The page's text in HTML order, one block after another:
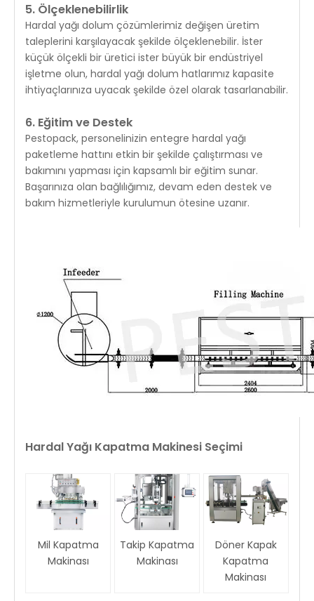
5. Ölçeklenebilirlik
Hardal yağı dolum çözümlerimiz değişen üretim
taleplerini karşılayacak şekilde ölçeklenebilir. İster
küçük ölçekli bir üretici ister büyük bir endüstriyel
işletme olun, hardal yağı dolum hatlarımız kapasite
ihtiyaçlarınıza uyacak şekilde özel olarak tasarlanabilir.
6. Eğitim ve Destek
Pestopack, personelinizin entegre hardal yağı
paketleme hattını etkin bir şekilde çalıştırması ve
bakımını yapması için kapsamlı bir eğitim sunar.
Başarınıza olan bağlılığımız, devam eden destek ve
bakım hizmetleriyle kurulumun ötesine uzanır.
Hardal Yağı Kapatma Makinesi Seçimi
Mil Kapatma
Makinası
Takip Kapatma
Makinası
Döner Kapak
Kapatma
Makinası